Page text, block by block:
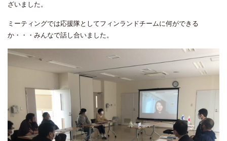
ざいました。
ミーティングでは応援隊としてフィンランドチームに何ができる
か・・・みんなで話し合いました。